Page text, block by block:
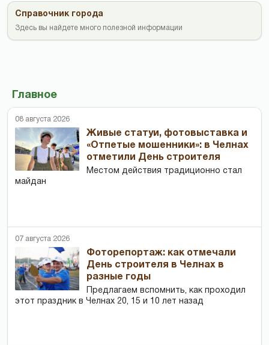
Справочник города
Здесь вы найдете много полезной информации
Главное
08 августа 2026
Живые статуи, фотовыставка и
«Отпетые мошенники»: в Челнах
отметили День строителя
Местом действия традиционно стал
майдан
07 августа 2026
Фоторепортаж: как отмечали
День строителя в Челнах в
разные годы
Предлагаем вспомнить, как проходил
этот праздник в Челнах 20, 15 и 10 лет назад